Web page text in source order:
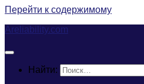
Перейти к содержимому
Areliability.com
Найти: